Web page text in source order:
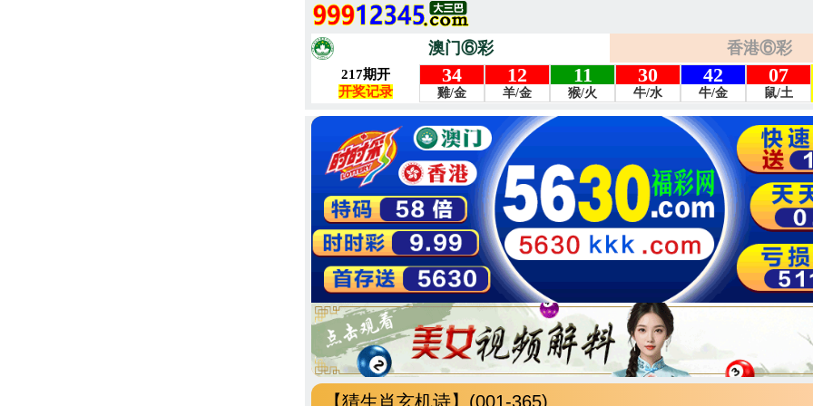
澳门⑥彩 香港⑥彩
【猜生肖玄机诗】(001-365)